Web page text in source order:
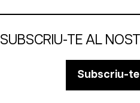
SUBSCRIU-TE AL
Subscriu-te